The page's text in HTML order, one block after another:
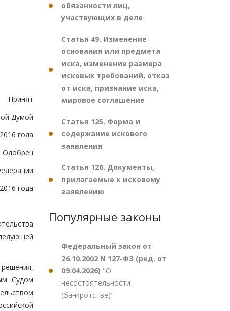
Принят
Думой
года
Одобрен
года
Судом
обязанности лиц,
участвующих в деле
Статья 49. Изменение
основания или предмета
иска, изменение размера
исковых требований, отказ
от иска, признание иска,
мировое соглашение
Статья 125. Форма и
содержание искового
заявления
Статья 126. Документы,
прилагаемые к исковому
заявлению
Популярные законы
Федеральный закон от
26.10.2002 N 127-ФЗ (ред. от
09.04.2026) "О
несостоятельности
(банкротстве)"